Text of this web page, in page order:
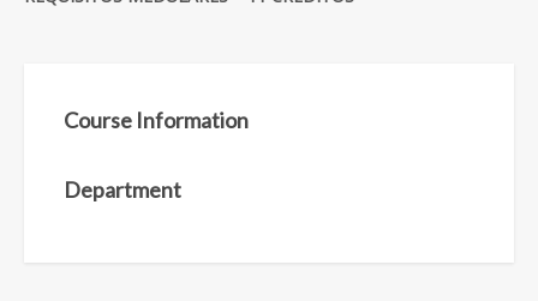
Course Information
Department